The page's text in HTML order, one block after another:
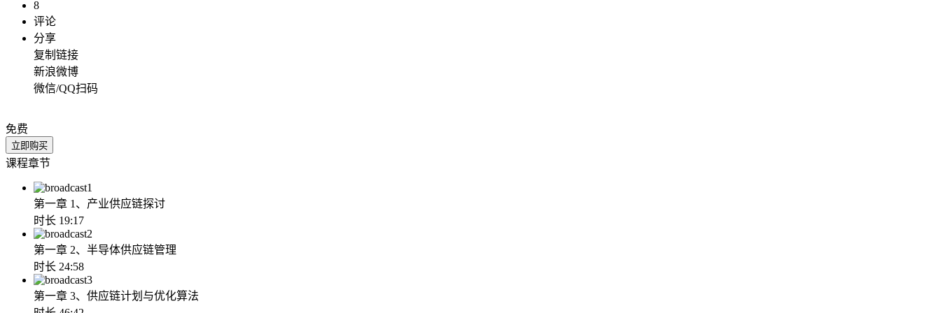
8
评论
分享
复制链接
新浪微博
微信/QQ扫码
免费
立即购买
课程章节
1
第一章 1、产业供应链探讨
时长 19:17
2
第一章 2、半导体供应链管理
时长 24:58
3
第一章 3、供应链计划与优化算法